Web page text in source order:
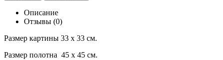
Описание
Отзывы (0)
Размер картины 33 х 33 см.
Размер полотна 45 х 45 см.